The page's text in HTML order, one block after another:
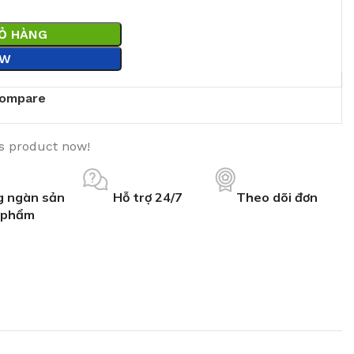
HÀNG
product now!
ngàn sản
phẩm
Hỗ trợ 24/7 Theo dõi đơn